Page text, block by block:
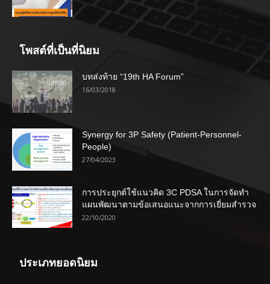
โพสต์ที่เป็นที่นิยม
บทส่งท้าย “19th HA Forum”
16/03/2018
Synergy for 3P Safety (Patient-Personnel-
People)
27/04/2023
การประยุกต์ใช้แนวคิด 3C PDSA ในการจัดทำ
แผนพัฒนาตามข้อเสนอแนะจากการเยี่ยมสำรวจ
22/10/2020
ประเภทยอดนิยม